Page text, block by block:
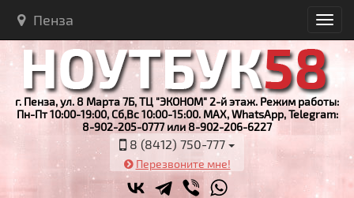
Пенза
г. Пенза, ул. 8 Марта 7Б, ТЦ "ЭКОНОМ" 2-й этаж. Режим работы:
Пн-Пт 10:00-19:00, Сб,Вс 10:00-15:00. MAX, WhatsApp, Telegram:
8-902-205-0777 или 8-902-206-6227
8 (8412) 750-777
Перезвоните мне!